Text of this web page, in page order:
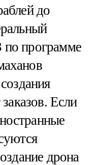
до
программе
заказов. Если
дрона